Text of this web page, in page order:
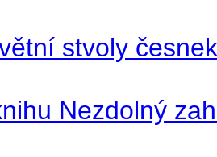
stvoly
Nezdolný